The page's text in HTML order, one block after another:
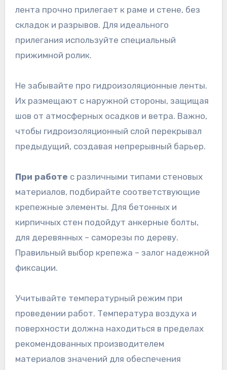
лента прочно прилегает к раме и стене, без
складок и разрывов. Для идеального
прилегания используйте специальный
прижимной ролик.
Не забывайте про гидроизоляционные ленты.
Их размещают с наружной стороны, защищая
шов от атмосферных осадков и ветра. Важно,
чтобы гидроизоляционный слой перекрывал
предыдущий, создавая непрерывный барьер.
При работе с различными типами стеновых
материалов, подбирайте соответствующие
крепежные элементы. Для бетонных и
кирпичных стен подойдут анкерные болты,
для деревянных – саморезы по дереву.
Правильный выбор крепежа – залог надежной
фиксации.
Учитывайте температурный режим при
проведении работ. Температура воздуха и
поверхности должна находиться в пределах
рекомендованных производителем
материалов значений для обеспечения